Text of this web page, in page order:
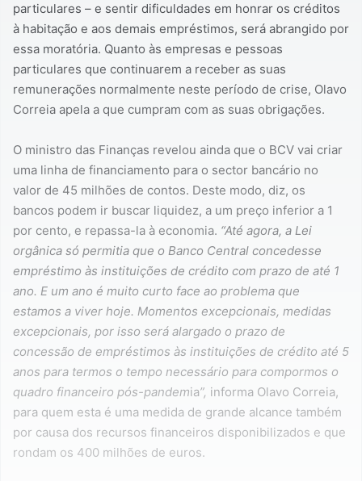
particulares – e sentir dificuldades em honrar os créditos
à habitação e aos demais empréstimos, será abrangido por
essa moratória. Quanto às empresas e pessoas
particulares que continuarem a receber as suas
remunerações normalmente neste período de crise, Olavo
Correia apela a que cumpram com as suas obrigações.
O ministro das Finanças revelou ainda que o BCV vai criar
uma linha de financiamento para o sector bancário no
valor de 45 milhões de contos. Deste modo, diz, os
bancos podem ir buscar liquidez, a um preço inferior a 1
por cento, e repassa-la à economia. “Até agora, a Lei
orgânica só permitia que o Banco Central concedesse
empréstimo às instituições de crédito com prazo de até 1
ano. E um ano é muito curto face ao problema que
estamos a viver hoje. Momentos excepcionais, medidas
excepcionais, por isso será alargado o prazo de
concessão de empréstimos às instituições de crédito até 5
anos para termos o tempo necessário para compormos o
quadro financeiro pós-pandemia”, informa Olavo Correia,
para quem esta é uma medida de grande alcance também
por causa dos recursos financeiros disponibilizados e que
rondam os 400 milhões de euros.